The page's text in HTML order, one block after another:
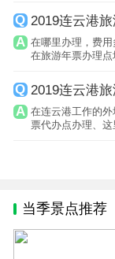
2019连云港
在哪里办理，费用
在旅游年票办理点
2019连云港
在连云港工作的
票代办点办理、
当季景点推荐